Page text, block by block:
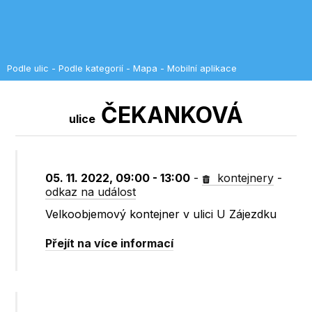
Podle ulic - Podle kategorií - Mapa - Mobilní aplikace
ulice ČEKANKOVÁ
05. 11. 2022, 09:00 - 13:00 - kontejnery -
odkaz na událost
Velkoobjemový kontejner v ulici U Zájezdku
Přejít na více informací